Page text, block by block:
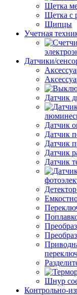
Щетка
Щетка с
Щипцы
Учетная
Датчики/
Датчик
Датчик
Датчик
Датчик
Датчик
Датчик
Шнур
Контрольно-